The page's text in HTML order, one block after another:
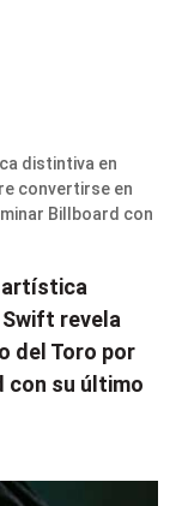
artística
revela
del Toro por
con su último